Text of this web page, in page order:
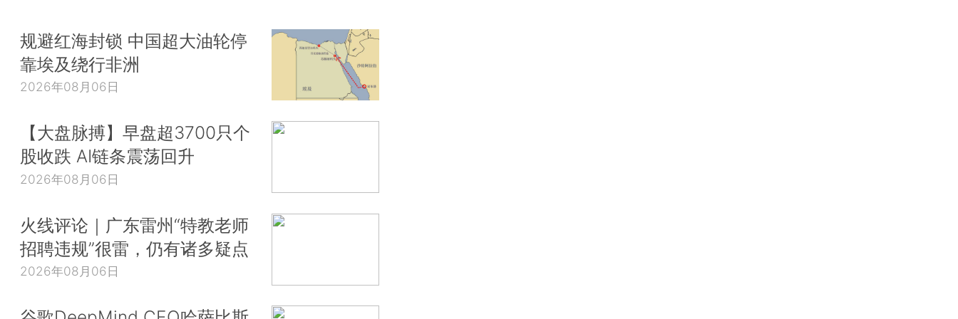
规避红海封锁 中国超大油轮停
靠埃及绕行非洲
2026年08月06日
【大盘脉搏】早盘超3700只个
股收跌 AI链条震荡回升
2026年08月06日
火线评论｜广东雷州“特教老师
招聘违规”很雷，仍有诸多疑点
2026年08月06日